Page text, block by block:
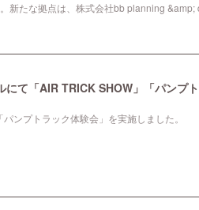
新たな拠点は、株式会社bb planning
ンプトラック体験会」を実施しました。